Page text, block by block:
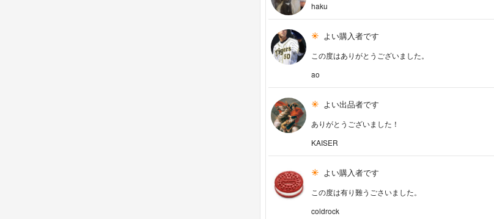
haku
よい購入者です
この度はありがとうございました。
ao
よい出品者です
ありがとうございました！
KAISER
よい購入者です
この度は有り難うごさいました。
coldrock